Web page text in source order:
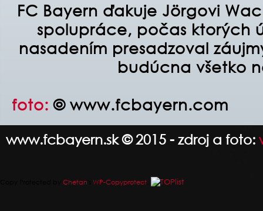
FC Bayern ďakuje Jörgovi
spolupráce, počas ktorých
nasadením presadzoval
budúcna všetko
foto: © www.fcbayern.com
www.fcbayern.sk © 2015 - zdroj a foto:
Chetan WP-Copyprotect